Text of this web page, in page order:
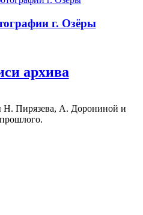
г. Озёры
архива
Н. Пирязева, А. Дорониной и